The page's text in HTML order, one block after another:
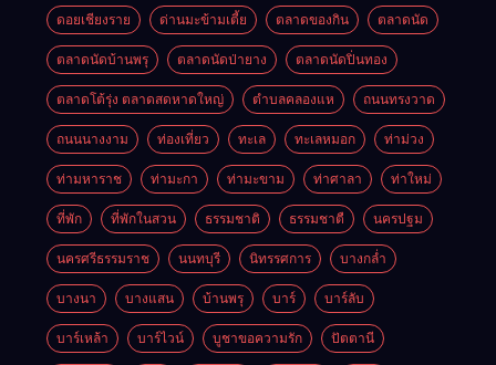
ดอยเชียงราย ด่านมะข้ามเตี้ย ตลาดของกิน ตลาดนัด
ตลาดนัดบ้านพรุ ตลาดนัดป่ายาง ตลาดนัดปิ่นทอง
ตลาดโต้รุ่ง ตลาดสดหาดใหญ่ ตำบลคลองแห ถนนทรงวาด
ถนนนางงาม ท่องเที่ยว ทะเล ทะเลหมอก ท่าม่วง
ท่ามหาราช ท่ามะกา ท่ามะขาม ท่าศาลา ท่าใหม่
ที่พัก ที่พักในสวน ธรรมชาติ ธรรมชาตื นครปฐม
นครศรีธรรมราช นนทบุรี นิทรรศการ บางกล่ำ
บางนา บางแสน บ้านพรุ บาร์ บาร์ลับ
บาร์เหล้า บาร์ไวน์ บูชาขอความรัก ปัตตานี